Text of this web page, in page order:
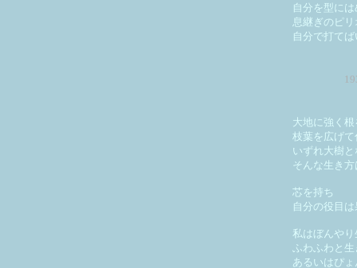
自分を型に
息継ぎのピリ
自分で打て
大地に強く
枝葉を広げ
いずれ大樹
そんな生き
芯を持ち
自分の役目
私はぼんや
ふわふわと生
あるいはぴ